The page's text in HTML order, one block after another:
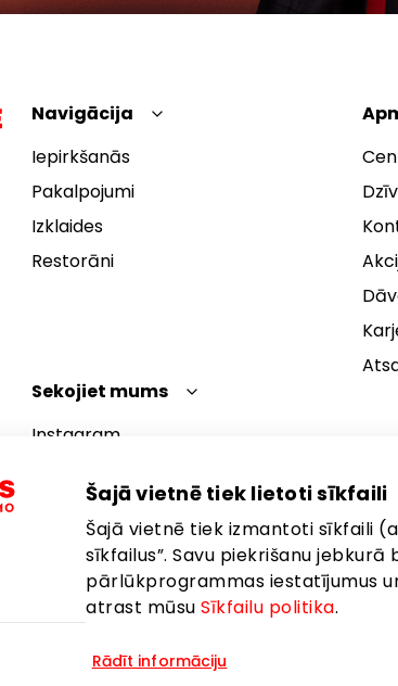
Šajā vietnē tiek lietoti sīkfaili
Šajā vietnē tiek izmantoti sīkfaili
sīkfailus”. Savu piekrišanu
pārlūkprogrammas iestatījumus
atrast mūsu Sīkfailu politika.
Rādīt informāciju
Navigācija
Iepirkšanās
Pakalpojumi
Izklaides
Restorāni
Sekojiet mums
Instagram
YouTube